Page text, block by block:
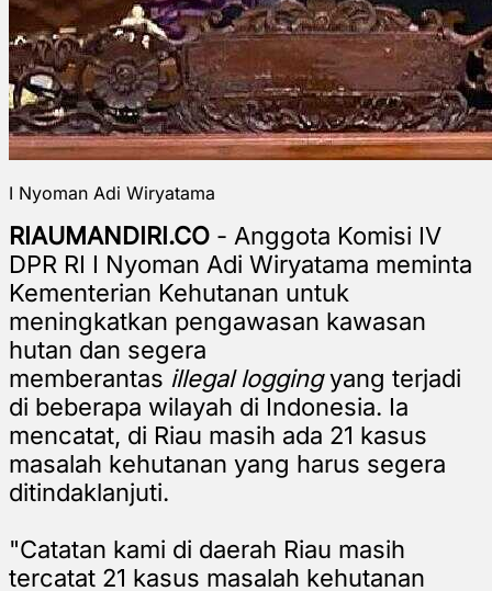
I Nyoman Adi Wiryatama
RIAUMANDIRI.CO - Anggota Komisi IV
DPR RI I Nyoman Adi Wiryatama meminta
Kementerian Kehutanan untuk
meningkatkan pengawasan kawasan
hutan dan segera
memberantas illegal loggingyang terjadi
di beberapa wilayah di Indonesia. Ia
mencatat, di Riau masih ada 21 kasus
masalah kehutanan yang harus segera
ditindaklanjuti.
"Catatan kami di daerah Riau masih
tercatat 21 kasus masalah kehutanan